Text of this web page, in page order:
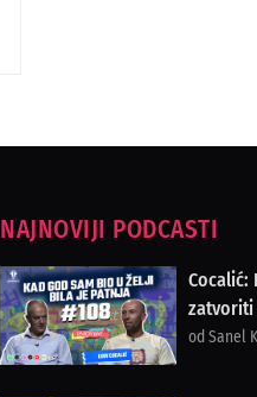
NAJNOVIJI PODCASTI
Cocalić:
zatvoriti
od Sanel